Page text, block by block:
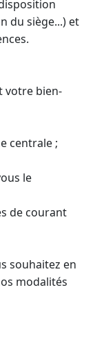
du siège...) et
votre bien-
centrale ;
le
de courant
souhaitez en
modalités